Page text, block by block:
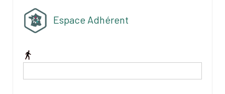
Espace Adhérent